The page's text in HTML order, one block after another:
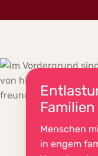
Menschen
in engem